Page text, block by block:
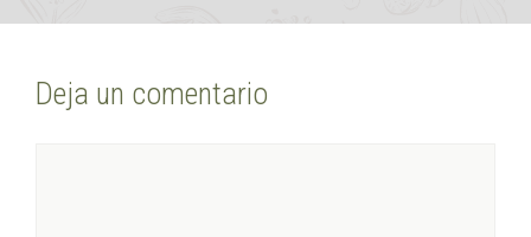
Deja un comentario